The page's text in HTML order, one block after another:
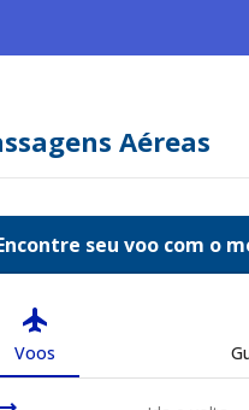
Aéreas
seu voo com o
flight
Voos